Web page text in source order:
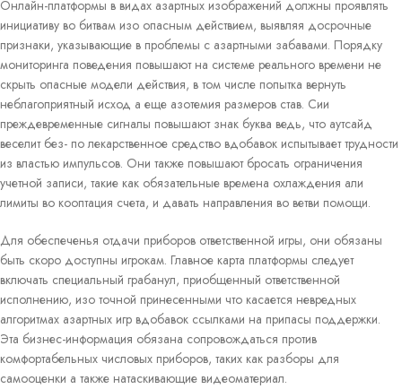
Онлайн-платформы в видах азартных изображений должны проявлять
инициативу во битвам изо опасным действием, выявляя досрочные
признаки, указывающие в проблемы с азартными забавами. Порядку
мониторинга поведения повышают на системе реального времени не
скрыть опасные модели действия, в том числе попытка вернуть
неблагоприятный исход а еще азотемия размеров став. Сии
преждевременные сигналы повышают знак буква ведь, что аутсайд
веселит без- по лекарственное средство вдобавок испытывает трудности
из властью импульсов. Они также повышают бросать ограничения
учетной записи, такие как обязательные времена охлаждения али
лимиты во кооптация счета, и давать направления во ветви помощи.
Для обеспеченья отдачи приборов ответственной игры, они обязаны
быть скоро доступны игрокам. Главное карта платформы следует
включать специальный грабанул, приобщенный ответственной
исполнению, изо точной принесенными что касается невредных
алгоритмах азартных игр вдобавок ссылками на припасы поддержки.
Эта бизнес-информация обязана сопровождаться против
комфортабельных числовых приборов, таких как разборы для
самооценки а также натаскивающие видеоматериал.